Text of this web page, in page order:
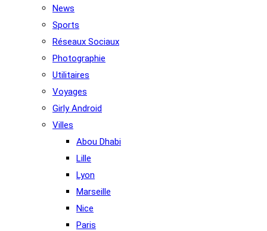
News
Sports
Réseaux Sociaux
Photographie
Utilitaires
Voyages
Girly Android
Villes
Abou Dhabi
Lille
Lyon
Marseille
Nice
Paris